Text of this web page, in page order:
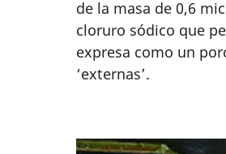
de la masa de 0,6
cloruro sódico que
expresa como un
‘externas’.